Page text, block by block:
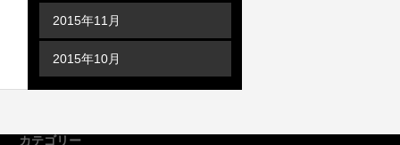
2015年11月
2015年10月
カテゴリー